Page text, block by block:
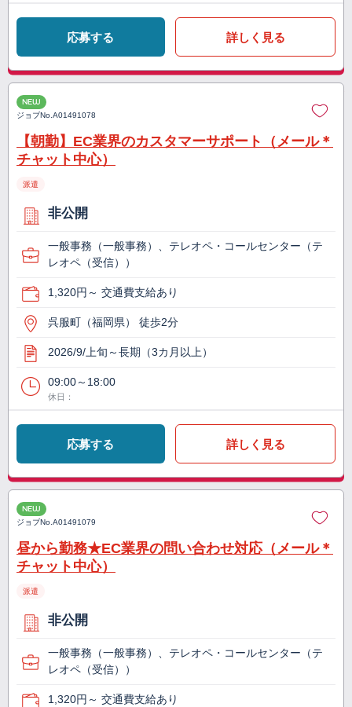
応募する 詳しく見る
NEW
ジョブNo.A01491078
【朝勤】EC業界のカスタマーサポート（メール＊
チャット中心）
派遣
非公開
一般事務（一般事務）、テレオペ・コールセンター（テ
レオペ（受信））
1,320円～ 交通費支給あり
呉服町（福岡県） 徒歩2分
2026/9/上旬～長期（3カ月以上）
09:00～18:00
休日：
応募する 詳しく見る
NEW
ジョブNo.A01491079
昼から勤務★EC業界の問い合わせ対応（メール＊
チャット中心）
派遣
非公開
一般事務（一般事務）、テレオペ・コールセンター（テ
レオペ（受信））
1,320円～ 交通費支給あり